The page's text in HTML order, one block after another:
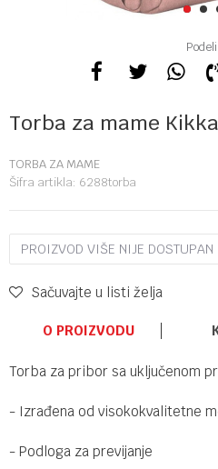
1 2
Podeli
Torba za mame
TORBA ZA MAME
Šifra artikla: 6288torba
PROIZVOD VIŠE NIJE DOSTUPAN
Sačuvajte u listi želja
O PROIZVODU
Torba za pribor sa uključenom
- Izrađena od visokokvalitetne
- Podloga za previjanje